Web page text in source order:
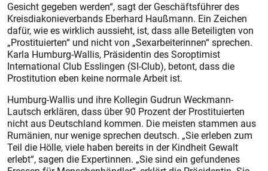
Gesicht gegeben werden“, sagt der Geschäftsführer des
Kreisdiakonieverbands Eberhard Haußmann. Ein Zeichen
dafür, wie es wirklich aussieht, ist, dass alle Beteiligten von
„Prostituierten“ und nicht von „Sexarbeiterinnen“ sprechen.
Karla Humburg-Wallis, Präsidentin des Soroptimist
International Club Esslingen (SI-Club), betont, dass die
Prostitution eben keine normale Arbeit ist.
Humburg-Wallis und ihre Kollegin Gudrun Weckmann-
Lautsch erklären, dass über 90 Prozent der Prostituierten
nicht aus Deutschland kommen. Die meisten stammen aus
Rumänien, nur wenige sprechen deutsch. „Sie erleben zum
Teil die Hölle, viele haben bereits in der Kindheit Gewalt
erlebt“, sagen die Expertinnen. „Sie sind ein gefundenes